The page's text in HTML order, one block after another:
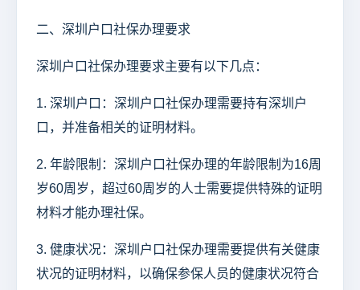
二、深圳户口社保办理要求
深圳户口社保办理要求主要有以下几点：
1. 深圳户口：深圳户口社保办理需要持有深圳户
口，并准备相关的证明材料。
2. 年龄限制：深圳户口社保办理的年龄限制为16周
岁60周岁，超过60周岁的人士需要提供特殊的证明
材料才能办理社保。
3. 健康状况：深圳户口社保办理需要提供有关健康
状况的证明材料，以确保参保人员的健康状况符合